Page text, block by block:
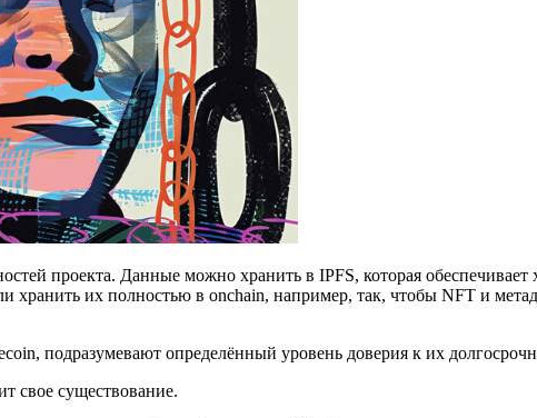
проекта. Данные можно хранить в IPFS, которая
их полностью в onchain, например, так, чтобы NFT и
подразумевают определённый уровень доверия к их
свое существование.